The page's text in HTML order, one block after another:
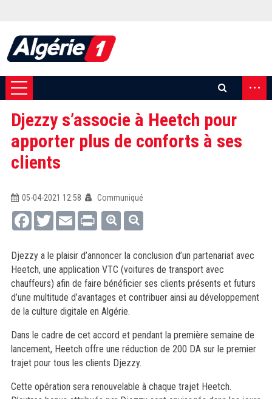
...
Djezzy s’associe à Heetch pour
apporter plus de conforts à ses
clients
05-04-2021 12:58
Communiqué
FacebookTwitterEmail Print
Djezzy a le plaisir d’annoncer la conclusion d’un partenariat avec
Heetch, une application VTC (voitures de transport avec
chauffeurs) afin de faire bénéficier ses clients présents et futurs
d’une multitude d’avantages et contribuer ainsi au développement
de la culture digitale en Algérie.
Dans le cadre de cet accord et pendant la première semaine de
lancement, Heetch offre une réduction de 200 DA sur le premier
trajet pour tous les clients Djezzy.
Cette opération sera renouvelable à chaque trajet Heetch.